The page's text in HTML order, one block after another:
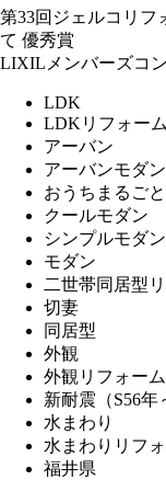
第33回ジェルコリフ
て 優秀賞
LIXILメンバーズコ
LDK
LDKリフォーム
アーバン
アーバンモダン
おうちまるご
クールモダン
シンプルモダン
モダン
二世帯同居型
切妻
同居型
外観
外観リフォーム
新耐震（S56年
水まわり
水まわりリフ
福井県